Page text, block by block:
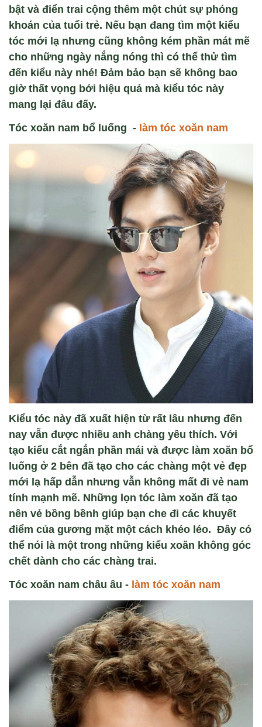
bật và điển trai cộng thêm một chút sự phóng
khoán của tuổi trẻ. Nếu bạn đang tìm một kiểu
tóc mới lạ nhưng cũng không kém phần mát mẽ
cho những ngày nắng nóng thì có thể thử tìm
đến kiểu này nhé! Đảm bảo bạn sẽ không bao
giờ thất vọng bởi hiệu quả mà kiểu tóc này
mang lại đâu đấy.
Tóc xoăn nam bổ luống - làm tóc xoăn nam
Kiểu tóc này đã xuất hiện từ rất lâu nhưng đến
nay vẫn được nhiều anh chàng yêu thích. Với
tạo kiểu cắt ngắn phần mái và được làm xoăn bổ
luống ở 2 bên đã tạo cho các chàng một vẻ đẹp
mới lạ hấp dẫn nhưng vẫn không mất đi vẻ nam
tính mạnh mẽ. Những lọn tóc làm xoăn đã tạo
nên vẻ bồng bềnh giúp bạn che đi các khuyết
điểm của gương mặt một cách khéo léo. Đây có
thể nói là một trong những kiểu xoăn không góc
chết dành cho các chàng trai.
Tóc xoăn nam châu âu - làm tóc xoăn nam